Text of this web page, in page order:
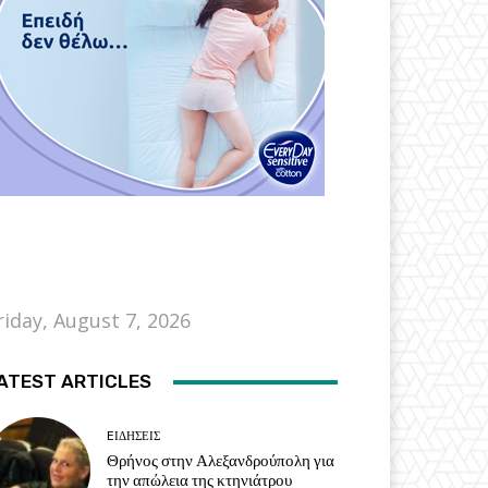
August 7, 2026
ARTICLES
EΙΔΗΣΕΙΣ
Θρήνος στην Αλεξανδρούπολη για
την απώλεια της κτηνιάτρου